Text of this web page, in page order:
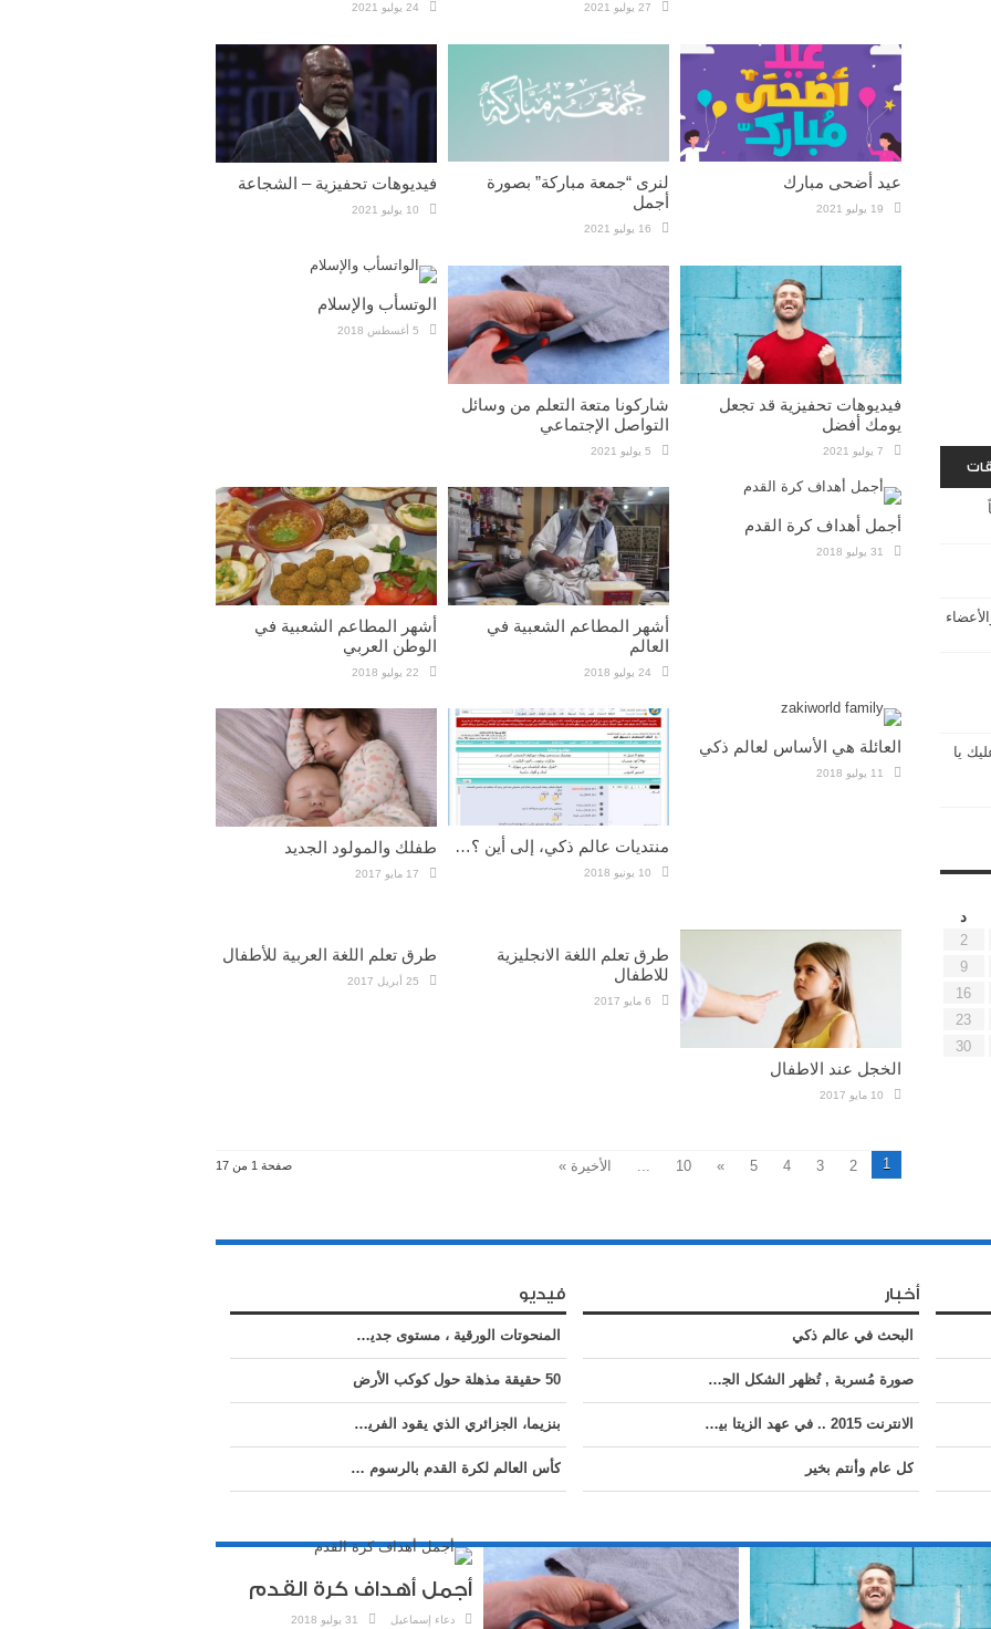
27 يوليو 2021 24 يوليو 2021
عيد أضحى مبارك
19 يوليو 2021
لنرى “جمعة مباركة” بصورة
أجمل
16 يوليو 2021
فيديوهات تحفيزية – الشجاعة
10 يوليو 2021
فيديوهات تحفيزية قد تجعل
يومك أفضل
7 يوليو 2021
شاركونا متعة التعلم من وسائل
التواصل الإجتماعي
5 يوليو 2021
الوتسأب والإسلام
5 أغسطس 2018
أجمل أهداف كرة القدم
31 يوليو 2018
أشهر المطاعم الشعبية في
العالم
24 يوليو 2018
أشهر المطاعم الشعبية في
الوطن العربي
22 يوليو 2018
العائلة هي الأساس لعالم ذكي
11 يوليو 2018
منتديات عالم ذكي، إلى أين ؟…
10 يونيو 2018
طفلك والمولود الجديد
17 مايو 2017
الخجل عند الاطفال
10 مايو 2017
طرق تعلم اللغة الانجليزية
للاطفال
6 مايو 2017
طرق تعلم اللغة العربية للأطفال
25 أبريل 2017
صفحة 1 من 17 1
2
3
4
5
»
10
... الأخيرة »
يا
د
2
9
16
23
30
أخبار
البحث في عالم ذكي
صورة مُسربة , تُظهر الشكل الجديد للبريد الإلكتروني الشهير ( Gmail ) .
الانترنت 2015 .. في عهد الزيتا بيت – انفوجرافيك
كل عام وأنتم بخير
فيديو
المنحوتات الورقية ، مستوى جديد من الفن الراقي ( فيديو )
50 حقيقة مذهلة حول كوكب الأرض
بنزيما، الجزائري الذي يقود الفريق الفرنسي
كأس العالم لكرة القدم بالرسوم المتحركة
أجمل أهداف كرة القدم
دعاء إسماعيل 31 يوليو 2018